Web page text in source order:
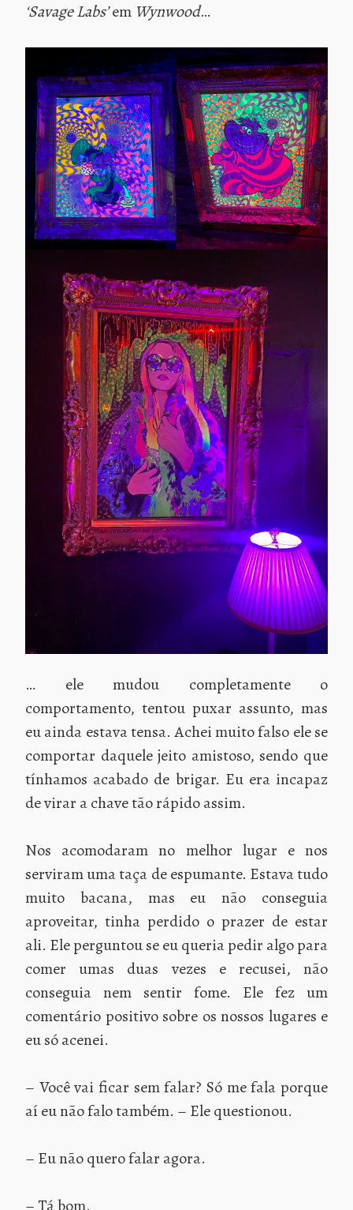
‘Savage Labs’em Wynwood…
… ele mudou completamente o
comportamento, tentou puxar assunto, mas
eu ainda estava tensa. Achei muito falso ele se
comportar daquele jeito amistoso, sendo que
tínhamos acabado de brigar. Eu era incapaz
de virar a chave tão rápido assim.
Nos acomodaram no melhor lugar e nos
serviram uma taça de espumante. Estava tudo
muito bacana, mas eu não conseguia
aproveitar, tinha perdido o prazer de estar
ali. Ele perguntou se eu queria pedir algo para
comer umas duas vezes e recusei, não
conseguia nem sentir fome. Ele fez um
comentário positivo sobre os nossos lugares e
eu só acenei.
– Você vai ficar sem falar? Só me fala porque
aí eu não falo também. – Ele questionou.
– Eu não quero falar agora.
– Tá bom.